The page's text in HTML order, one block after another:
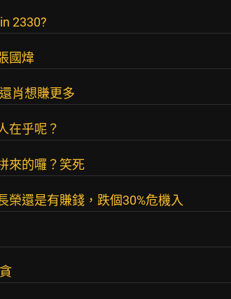
2330?
國煒
肖想賺更多
在乎呢？
來的囉？笑死
榮還是有賺錢，跌個30%危機入